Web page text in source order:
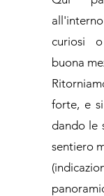
curiosi
buona
forte, e
dando le
sentiero